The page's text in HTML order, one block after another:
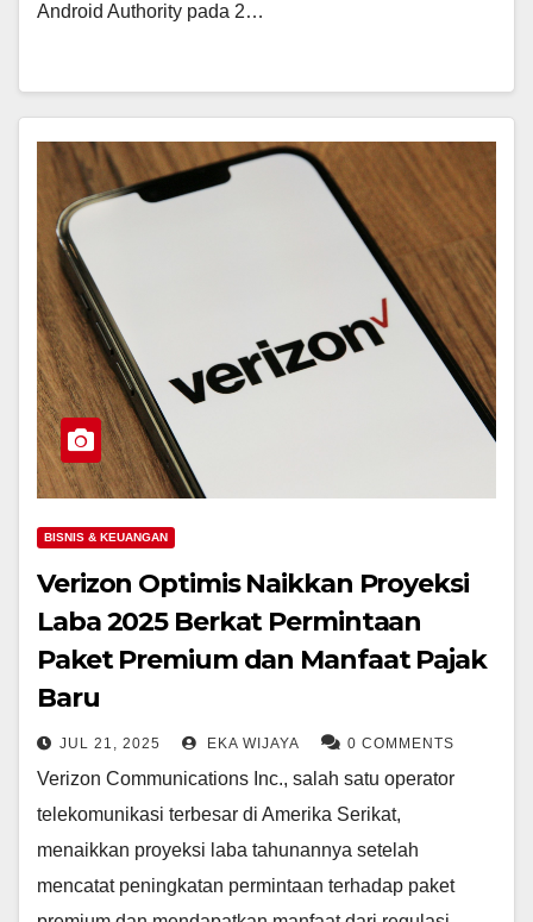
Android Authority pada 2…
BISNIS & KEUANGAN
Verizon Optimis Naikkan Proyeksi
Laba 2025 Berkat Permintaan
Paket Premium dan Manfaat Pajak
Baru
JUL 21, 2025 EKA WIJAYA 0 COMMENTS
Verizon Communications Inc., salah satu operator
telekomunikasi terbesar di Amerika Serikat,
menaikkan proyeksi laba tahunannya setelah
mencatat peningkatan permintaan terhadap paket